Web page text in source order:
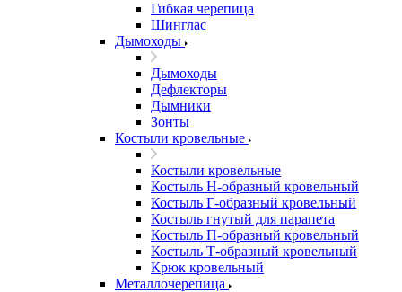
Гибкая черепица
Шинглас
Дымоходы
Дымоходы
Дефлекторы
Дымники
Зонты
Костыли кровельные
Костыли кровельные
Костыль H-образный кровельный
Костыль Г-образный кровельный
Костыль гнутый для парапета
Костыль П-образный кровельный
Костыль Т-образный кровельный
Крюк кровельный
Металлочерепица